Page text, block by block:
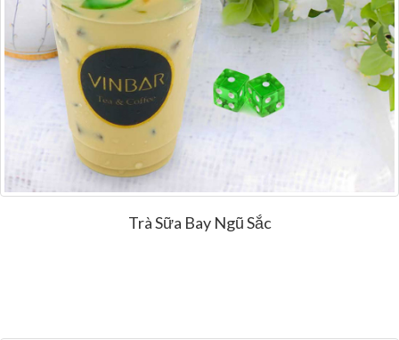
Trà Sữa Bay Ngũ Sắc